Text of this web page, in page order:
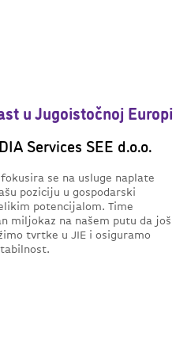
u Jugoistočnoj Europi
Services SEE d.o.o.
se na usluge naplate
poziciju u gospodarski
potencijalom. Time
miljokaz na našem putu da još
tvrtke u JIE i osiguramo